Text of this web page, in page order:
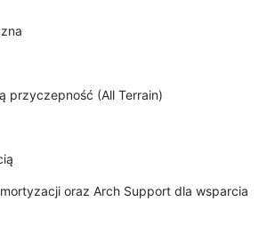
przyczepność (All Terrain)
oraz Arch Support dla wsparcia